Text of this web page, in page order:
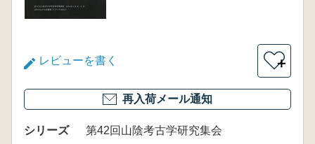
レビューを書く ＋
再入荷メール通知
シリーズ
第42回山陰考古学研究集会